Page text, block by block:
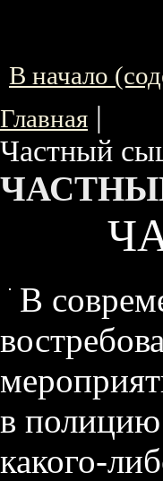
В начало
Главная |
Частный
В
в полицию
какого-